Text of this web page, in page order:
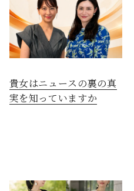
貴女はニュースの裏の真
実を知っていますか